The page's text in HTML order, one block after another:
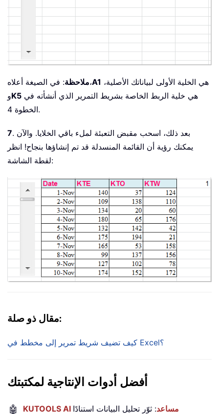
ملاحظة: في الصيغة أعلاه،A1
وK5
الخطوة 4.
7. بعد ذلك، اسحب مقبض التعبئة لملء باقي الخلايا. والآن
يمكنك رؤية أن القائمة المنسدلة قد تم إنشاؤها بنجاح! انظر
لقطة الشاشة:
مقال ذو صلة:
كيف تضيف شريط تمرير إلى مخطط في Excel؟
أفضل أدوات الإنتاجية لمكتبتك
🤖 KUTOOLS AI مساعد: ثوّر تحليل البيانات استنادًا